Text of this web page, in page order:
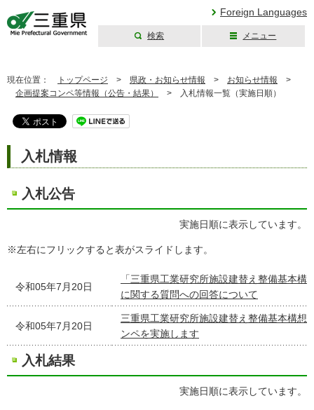
Foreign Languages
検索 メニュー
現在位置： トップページ > 県政・お知らせ情報 > お知らせ情報 >
企画提案コンペ等情報（公告・結果）
> 入札情報一覧（実施日順）
入札情報
入札公告
実施日順に表示しています。
※左右にフリックすると表がスライドします。
令和05年7月20日
「三重県工業研究所施設建替え整備基本
に関する質問への回答について
令和05年7月20日
三重県工業研究所施設建替え整備基本構想
ンペを実施します
入札結果
実施日順に表示しています。